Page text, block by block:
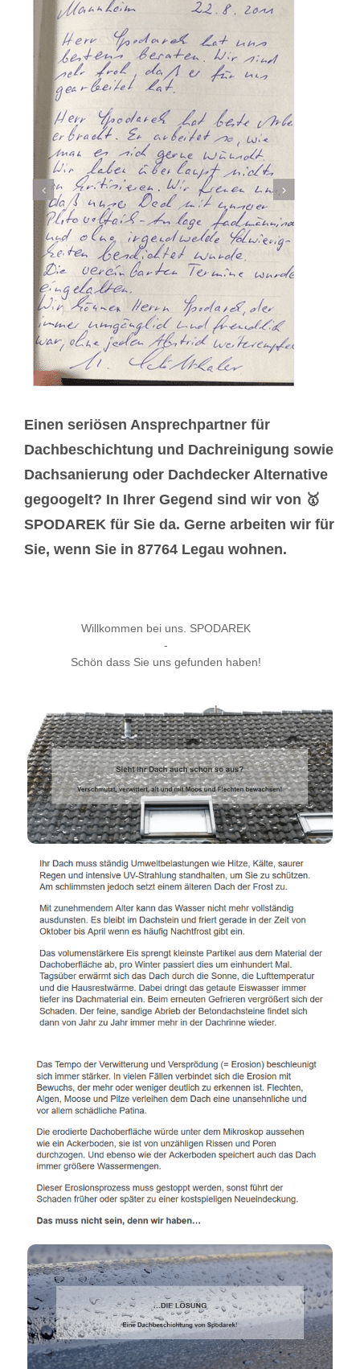
Einen seriösen Ansprechpartner für
Dachbeschichtung und Dachreinigung sowie
Dachsanierung oder Dachdecker Alternative
gegoogelt? In Ihrer Gegend sind wir von 🥇
SPODAREK für Sie da. Gerne arbeiten wir für
Sie, wenn Sie in 87764 Legau wohnen.
Willkommen bei uns. SPODAREK
-
Schön dass Sie uns gefunden haben!